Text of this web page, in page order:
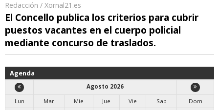
Redacción / Xornal21.es
El Concello publica los criterios para cubrir
puestos vacantes en el cuerpo policial
mediante concurso de traslados.
Agenda
Agosto 2026
Lun
Mar Mie Jue Vie Sab
Dom